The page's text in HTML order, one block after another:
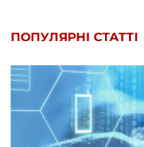
ПОПУЛЯРНІ СТАТТІ